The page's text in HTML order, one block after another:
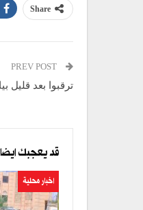
Share
ترقبوا بعد قليل
قد يعجبك ايضا
اخبار محلية